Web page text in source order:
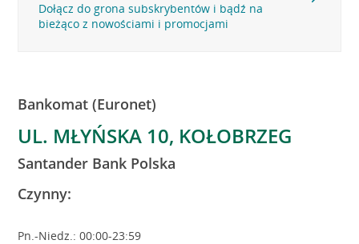
Dołącz do grona subskrybentów i bądź na
bieżąco z nowościami i promocjami
Bankomat (Euronet)
UL. MŁYŃSKA 10, KOŁOBRZEG
Santander Bank Polska
Czynny:
Pn.-Niedz.: 00:00-23:59